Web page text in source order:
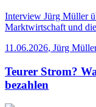
Interview Jürg Müller
Marktwirtschaft und
11.06.2026, Jürg
Teurer Strom?
bezahlen